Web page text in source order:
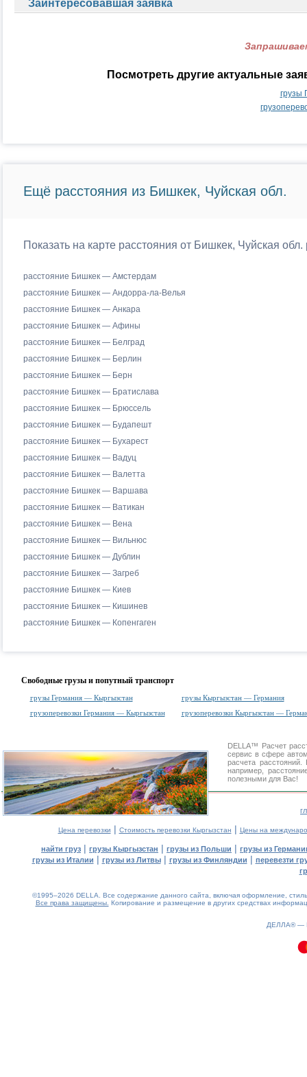
Заинтересовавшая заявка
Посмотреть другие актуальные
грузы
Ещё расстояния из Бишкек, Чуйская обл.
Показать на карте расстояния от Бишкек, Чуйская
расстояние Бишкек — Амстердам
расстояние Бишкек — Андорра-ла-Велья
расстояние Бишкек — Анкара
расстояние Бишкек — Афины
расстояние Бишкек — Белград
расстояние Бишкек — Берлин
расстояние Бишкек — Берн
расстояние Бишкек — Братислава
расстояние Бишкек — Брюссель
расстояние Бишкек — Будапешт
расстояние Бишкек — Бухарест
расстояние Бишкек — Вадуц
расстояние Бишкек — Валетта
расстояние Бишкек — Варшава
расстояние Бишкек — Ватикан
расстояние Бишкек — Вена
расстояние Бишкек — Вильнюс
расстояние Бишкек — Дублин
расстояние Бишкек — Загреб
расстояние Бишкек — Киев
расстояние Бишкек — Кишинев
расстояние Бишкек — Копенгаген
Свободные грузы и попутный транспорт
грузы Германия — Кыргызстан
грузы Кыргызстан — Германия
грузоперевозки Германия — Кыргызстан
грузоперевозки Кыргызстан —
DELLA™ Расчет
сервис в сфере
расчета
например,
полезными для Вас!
Цена перевозки | Стоимость перевозки Кыргызстан | Цены на
найти груз | грузы Кыргызстан | грузы из Польши | грузы из
грузы из Италии | грузы из Литвы| грузы из Финляндии | перевезти
©1995–2026 DELLA. Все содержание данного сайта, включая оформление,
Все права защищены. Копирование и размещение в других средствах
ДЕЛЛА® —